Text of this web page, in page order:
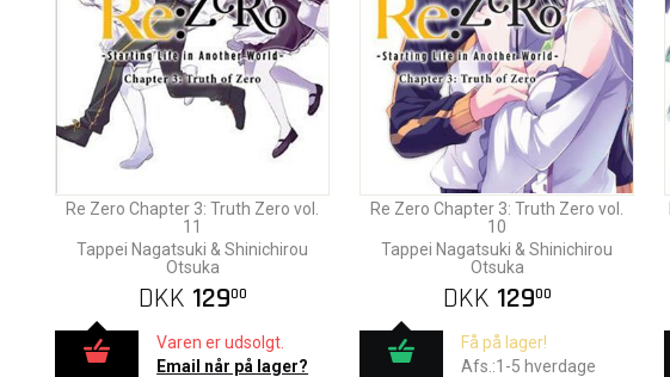
Re Zero Chapter 3: Truth Zero vol.
11
Tappei Nagatsuki & Shinichirou
Otsuka
DKK 12900
Varen er udsolgt.
Email når på lager?
Re Zero Chapter 3: Truth Zero vol.
10
Tappei Nagatsuki & Shinichirou
Otsuka
DKK 12900
Få på lager!
Afs.:1-5 hverdage